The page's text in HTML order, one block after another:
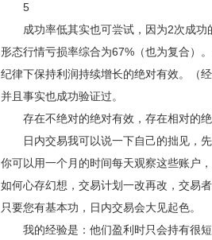
5
成功率低其实也可尝试，因为2次成功
形态行情亏损率综合为67%（也为复合）
纪律下保持利润持续增长的绝对有效。（
并且事实也成功验证过。
存在不绝对的绝对有效，存在相对的绝
日内交易我可以说一下自己的拙见，先
你可以用一个月的时间每天观察这些账户
如何心存幻想，交易计划一改再改，交易
只要您有基本功，日内交易会大见起色。
我的经验是：他们盈利时只会持有很短